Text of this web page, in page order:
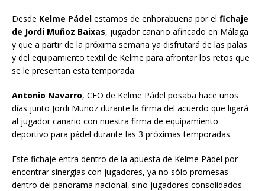
Desde Kelme Pádel estamos de enhorabuena por el fichaje
de Jordi Muñoz Baixas, jugador canario afincado en Málaga
y que a partir de la próxima semana ya disfrutará de las palas
y del equipamiento textil de Kelme para afrontar los retos que
se le presentan esta temporada.
Antonio Navarro, CEO de Kelme Pádel posaba hace unos
días junto Jordi Muñoz durante la firma del acuerdo que ligará
al jugador canario con nuestra firma de equipamiento
deportivo para pádel durante las 3 próximas temporadas.
Este fichaje entra dentro de la apuesta de Kelme Pádel por
encontrar sinergias con jugadores, ya no sólo promesas
dentro del panorama nacional, sino jugadores consolidados